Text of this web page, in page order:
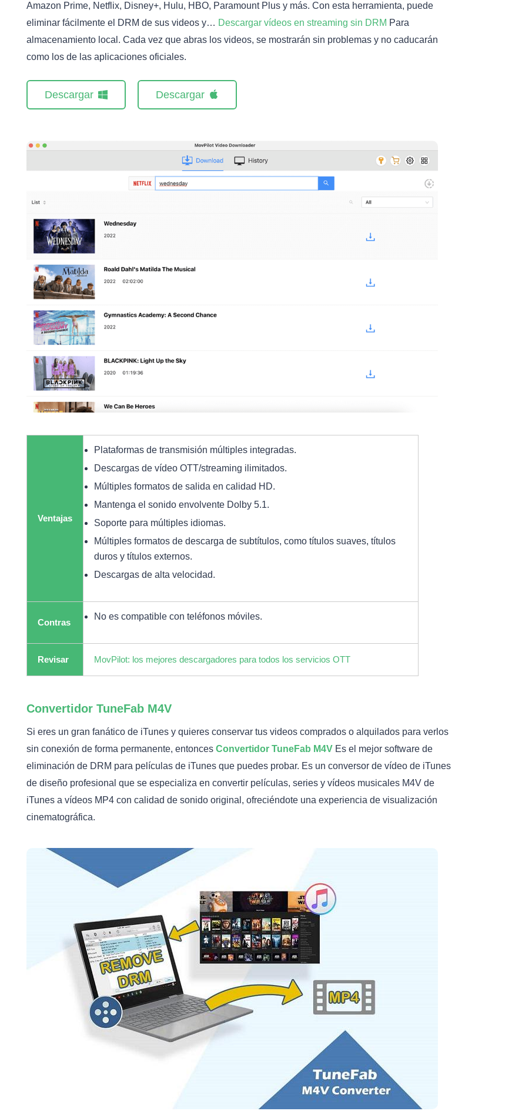
Amazon Prime, Netflix, Disney+, Hulu, HBO, Paramount Plus y más. Con esta herramienta, puede
eliminar fácilmente el DRM de sus videos y… Descargar vídeos en streaming sin DRM Para
almacenamiento local. Cada vez que abras los videos, se mostrarán sin problemas y no caducarán
como los de las aplicaciones oficiales.
Descargar Descargar
Ventajas
Plataformas de transmisión múltiples integradas.
Descargas de vídeo OTT/streaming ilimitados.
Múltiples formatos de salida en calidad HD.
Mantenga el sonido envolvente Dolby 5.1.
Soporte para múltiples idiomas.
Múltiples formatos de descarga de subtítulos, como títulos suaves, títulos
duros y títulos externos.
Descargas de alta velocidad.
Contras
No es compatible con teléfonos móviles.
Revisar MovPilot: los mejores descargadores para todos los servicios OTT
Convertidor TuneFab M4V
Si eres un gran fanático de iTunes y quieres conservar tus videos comprados o alquilados para verlos
sin conexión de forma permanente, entonces Convertidor TuneFab M4V Es el mejor software de
eliminación de DRM para películas de iTunes que puedes probar. Es un conversor de vídeo de iTunes
de diseño profesional que se especializa en convertir películas, series y vídeos musicales M4V de
iTunes a vídeos MP4 con calidad de sonido original, ofreciéndote una experiencia de visualización
cinematográfica.